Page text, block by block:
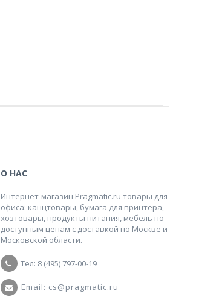
О НАС
Интернет-магазин Pragmatic.ru товары для
офиса: канцтовары, бумага для принтера,
хозтовары, продукты питания, мебель по
доступным ценам с доставкой по Москве и
Московской области.
Тел: 8 (495) 797-00-19
Email: cs@pragmatic.ru